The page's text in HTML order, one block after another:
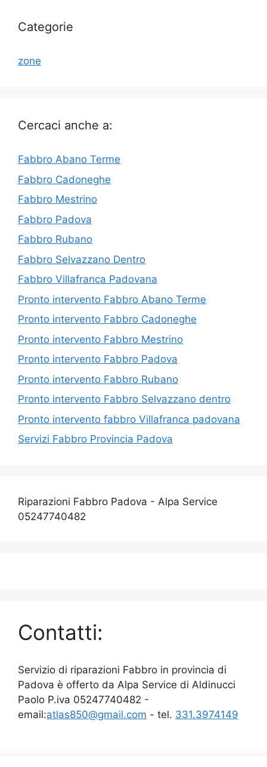
Categorie
zone
Cercaci anche a:
Fabbro Abano Terme
Fabbro Cadoneghe
Fabbro Mestrino
Fabbro Padova
Fabbro Rubano
Fabbro Selvazzano Dentro
Fabbro Villafranca Padovana
Pronto intervento Fabbro Abano Terme
Pronto intervento Fabbro Cadoneghe
Pronto intervento Fabbro Mestrino
Pronto intervento Fabbro Padova
Pronto intervento Fabbro Rubano
Pronto intervento Fabbro Selvazzano dentro
Pronto intervento fabbro Villafranca padovana
Servizi Fabbro Provincia Padova
Riparazioni Fabbro Padova - Alpa Service
05247740482
Contatti:
Servizio di riparazioni Fabbro in provincia di
Padova è offerto da Alpa Service di Aldinucci
Paolo P.iva 05247740482 -
email:atlas850@gmail.com - tel. 331.3974149